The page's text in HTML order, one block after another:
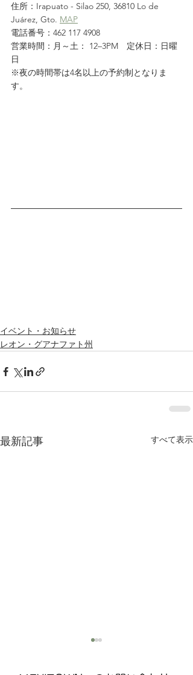
住所：Irapuato - Silao 250, 36810 Lo de
Juárez, Gto. MAP
電話番号：462 117 4908
営業時間：月～土： 12–3PM　定休日：日曜
日
※夜の時間帯は4名以上の予約制となりま
す。
イベント・お知らせ
レオン・グアナファト州
最新記事 すべて表示